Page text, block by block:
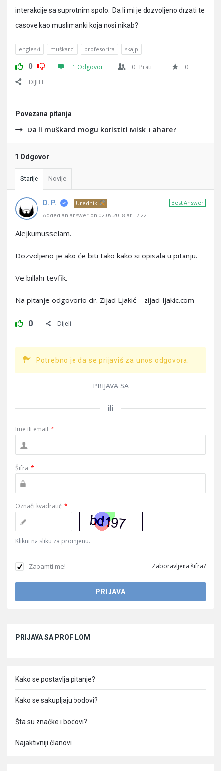
interakcije sa suprotnim spolo.. Da li mi je dozvoljeno drzati te
casove kao muslimanki koja nosi nikab?
engleski muškarci profesorica skajp
0 1 Odgovor 0 Prati
0
DIJELI
Povezana pitanja
Da li muškarci mogu koristiti Misk Tahare?
1 Odgovor
Starije Novije
Best Answer
D. P.
Urednik
Added an answer on 02.09.2018 at 17:22
Alejkumusselam.
Dozvoljeno je ako će biti tako kako si opisala u pitanju.
Ve billahi tevfik.
Na pitanje odgovorio dr. Zijad Ljakić – zijad-ljakic.com
0 Dijeli
Potrebno je da se prijaviš za unos odgovora.
PRIJAVA SA
ili
Ime ili email *
Šifra *
Označi kvadratić *
Klikni na sliku za promjenu.
Zapamti me! Zaboravljena šifra?
PRIJAVA SA PROFILOM
Kako se postavlja pitanje?
Kako se sakupljaju bodovi?
Šta su značke i bodovi?
Najaktivniji članovi